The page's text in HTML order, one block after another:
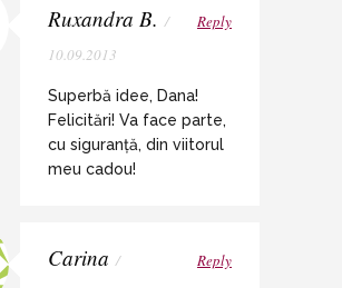
Ruxandra B. /
10.09.2013
Reply
Superbă idee, Dana!
Felicitări! Va face parte,
cu siguranță, din viitorul
meu cadou!
Carina /
Reply